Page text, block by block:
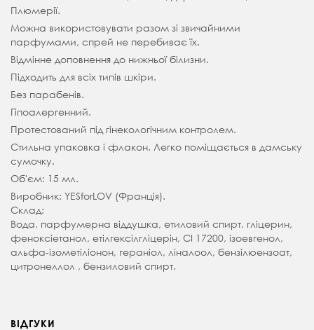
Плюмерії.
Можна використовувати разом зі звичайними
парфумами, спрей не перебиває їх.
Відмінне доповнення до нижньої білизни.
Підходить для всіх типів шкіри.
Без парабенів.
Гіпоалергенний.
Протестований під гінекологічним контролем.
Стильна упаковка і флакон. Легко поміщається в дамську
сумочку.
Об'єм: 15 мл.
Виробник: YESforLOV (Франція).
Склад:
Вода, парфумерна віддушка, етиловий спирт, гліцерин,
феноксіетанол, етілгексілгліцерін, CI 17200, ізоевгенол,
альфа-ізометіліонон, гераніол, ліналоол, бензілюензоат,
цитронеллол , бензиловий спирт.
ВІДГУКИ